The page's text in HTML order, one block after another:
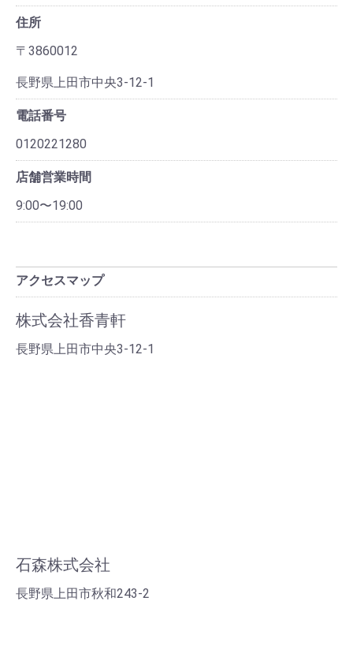
住所
〒3860012
長野県上田市中央3-12-1
電話番号
0120221280
店舗営業時間
9:00〜19:00
アクセスマップ
株式会社香青軒
長野県上田市中央3-12-1
石森株式会社
長野県上田市秋和243-2